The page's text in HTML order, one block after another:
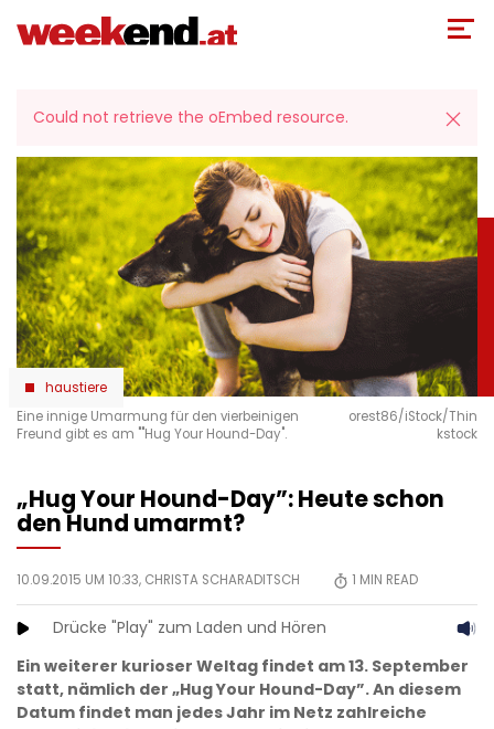
zum
Fehlermeldung
Could not retrieve the oEmbed resource.
haustiere
Eine innige Umarmung für den vierbeinigen
Freund gibt es am ""Hug Your Hound-Day".
orest86/iStock/Thin
kstock
„Hug Your Hound-Day”: Heute schon
den Hund umarmt?
10.09.2015 UM 10:33, CHRISTA SCHARADITSCH 1 MIN READ
Drücke "Play" zum Laden und Hören
Ein weiterer kurioser Weltag findet am 13. September
statt, nämlich der „Hug Your Hound-Day”. An diesem
Datum findet man jedes Jahr im Netz zahlreiche